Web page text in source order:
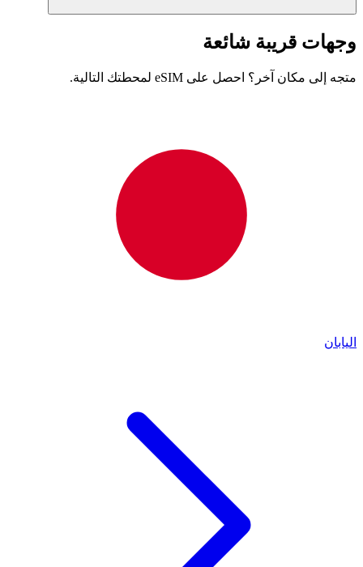
وجهات قريبة شائعة
متجه إلى مكان آخر؟ احصل على eSIM لمحطتك التالية.
اليابان